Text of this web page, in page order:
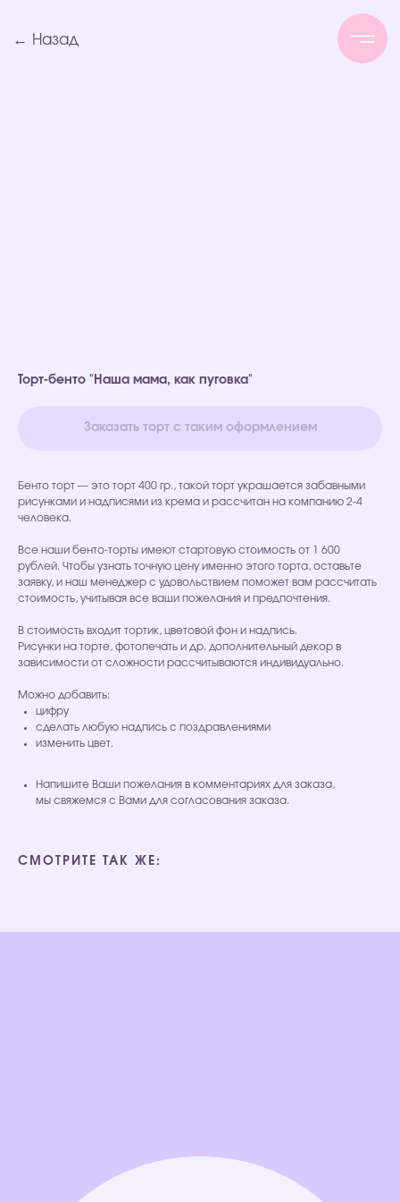
Торт-бенто "Наша мама, как пуговка"
Заказать торт с таким оформлением
Бенто торт — это торт 400 гр., такой торт украшается забавными
рисунками и надписями из крема и рассчитан на компанию 2-4
человека.
Все наши бенто-торты имеют стартовую стоимость от 1 600
рублей. Чтобы узнать точную цену именно этого торта, оставьте
заявку, и наш менеджер с удовольствием поможет вам рассчитать
стоимость, учитывая все ваши пожелания и предпочтения.
В стоимость входит тортик, цветовой фон и надпись.
Рисунки на торте, фотопечать и др. дополнительный декор в
зависимости от сложности рассчитываются индивидуально.
Можно добавить:
цифру
сделать любую надпись с поздравлениями
изменить цвет.
Напишите Ваши пожелания в комментариях для заказа,
мы свяжемся с Вами для согласования заказа.
СМОТРИТЕ ТАК ЖЕ: